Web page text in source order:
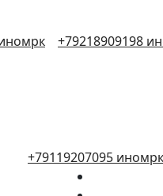
+79218909198
+79119207095 иномрк